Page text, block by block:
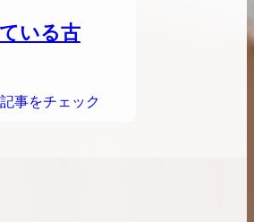
いる古
記事をチェック